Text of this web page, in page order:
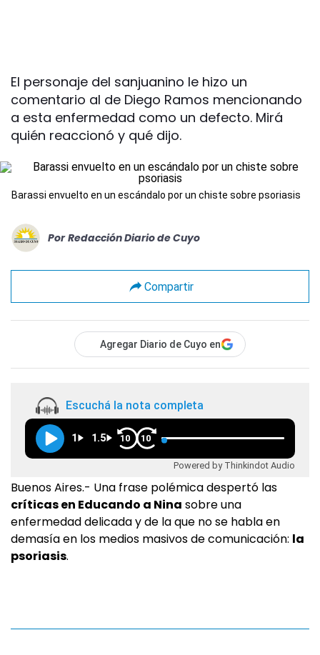
El personaje del sanjuanino le hizo un
comentario al de Diego Ramos mencionando
a esta enfermedad como un defecto. Mirá
quién reaccionó y qué dijo.
Barassi envuelto en un escándalo por un chiste sobre psoriasis
Por Redacción Diario de Cuyo
Compartir
Agregar Diario de Cuyo en
Escuchá la nota completa
1 1.5 10 10
Powered by Thinkindot Audio
Buenos Aires.- Una frase polémica despertó las
críticas en Educando a Nina sobre una
enfermedad delicada y de la que no se habla en
demasía en los medios masivos de comunicación: la
psoriasis.